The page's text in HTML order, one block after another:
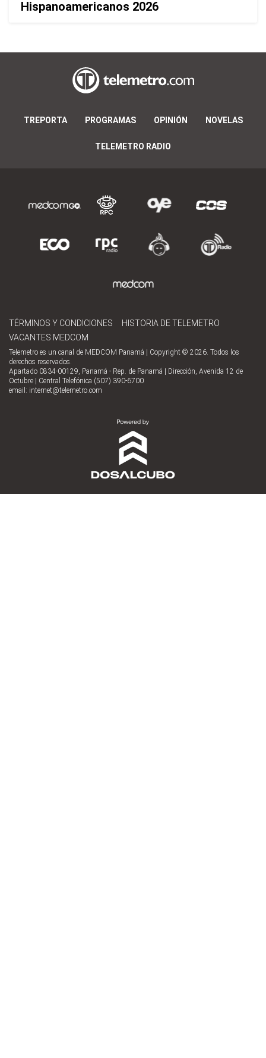
Hispanoamericanos 2026
TREPORTA PROGRAMAS OPINIÓN NOVELAS
TELEMETRO RADIO
TÉRMINOS Y CONDICIONES
HISTORIA DE TELEMETRO
VACANTES MEDCOM
Telemetro es un canal de MEDCOM Panamá | Copyright © 2026. Todos los
derechos reservados.
Apartado 0834-00129, Panamá - Rep. de Panamá | Dirección, Avenida 12 de
Octubre | Central Telefónica (507) 390-6700
email: internet@telemetro.com